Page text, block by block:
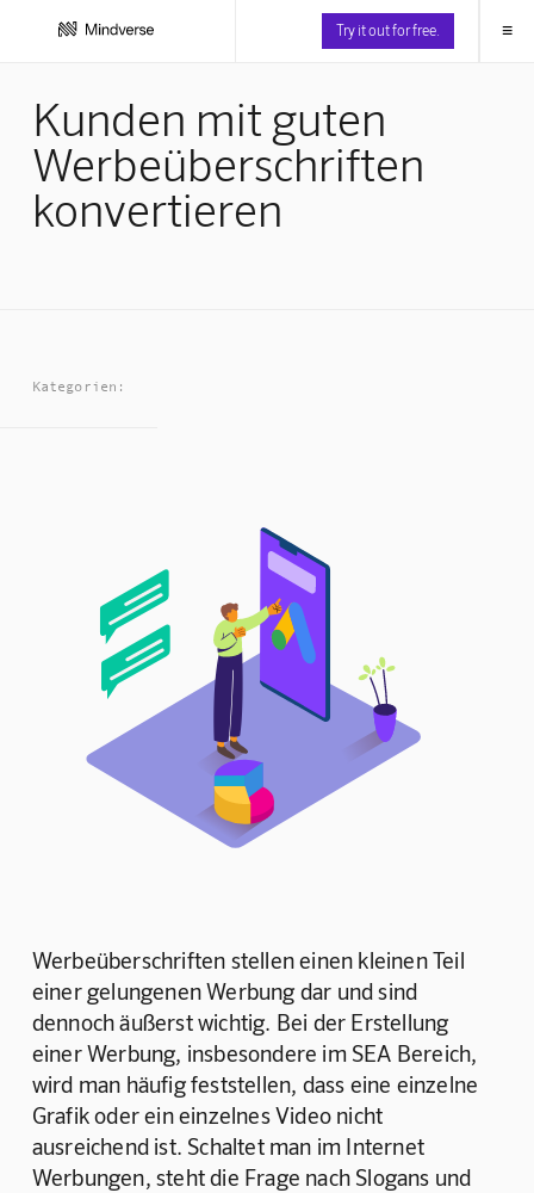
Try it out for free. ≡
Kunden mit guten
Werbeüberschriften
konvertieren
Kategorien:
Werbeüberschriften stellen einen kleinen Teil
einer gelungenen Werbung dar und sind
dennoch äußerst wichtig. Bei der Erstellung
einer Werbung, insbesondere im SEA Bereich,
wird man häufig feststellen, dass eine einzelne
Grafik oder ein einzelnes Video nicht
ausreichend ist. Schaltet man im Internet
Werbungen, steht die Frage nach Slogans und